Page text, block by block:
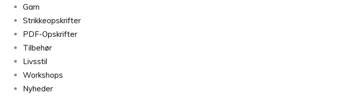
Garn
Strikkeopskrifter
PDF-Opskrifter
Tilbehør
Livsstil
Workshops
Nyheder